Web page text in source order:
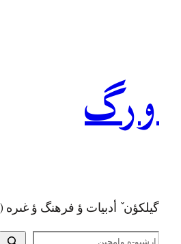
ورگ
گيلکؤن ٚ أدبیات ؤ فرهنگ ؤ غىره (۲۰۰۵ تايسه)
ج